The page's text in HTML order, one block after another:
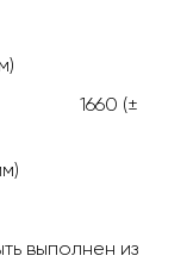
(±
выполнен из